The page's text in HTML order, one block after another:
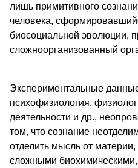
лишь примитивного
человека,
биосоциальной эволюции,
сложноорганизованный
Экспериментальные
психофизиология,
деятельности и др.,
том, что сознание
отделить мысль от
сложными